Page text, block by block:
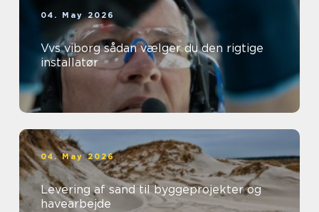
04. May 2026
Vvs viborg sådan vælger du den rigtige
installatør
04. May 2026
Levering af sand til byggeprojekter og
havearbejde